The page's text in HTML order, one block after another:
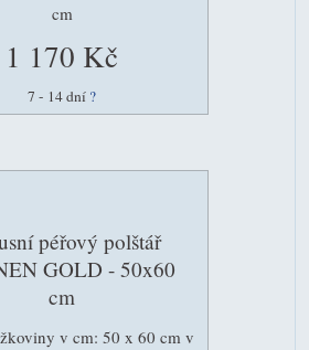
cm
1 170 Kč
7 - 14 dní ?
péřový polštář
GOLD - 50x60
cm
v cm: 50 x 60 cm v